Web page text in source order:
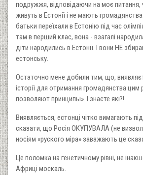
подружжя, відповідаючи на моє
живуть в Естонії і не мають
батьки переїхали в Естонію під час
там в перший клас, вона - взагалі
діти народились в Естонії. І вони НЕ
естонську.
Остаточно мене добили тим, що,
історії для отримання громадянства цим
позволяют принципы». І знаєте які?!
Виявляється, естонці чітко вимагають під
сказати, що Росія ОКУПУВАЛА (не
носіям «руского міра» заважають це
Це поломка на генетичному рівні, не
Африці москаль.